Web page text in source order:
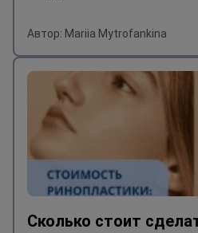
Автор: Mariia Mytrofankina
Сколько стоит